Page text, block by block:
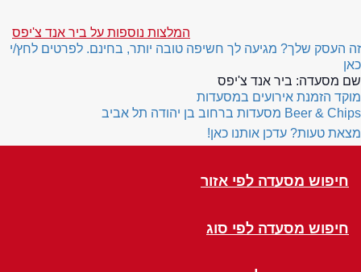
המלצות נוספות על ביר אנד צ'יפס
זה העסק שלך? מגיעה לך חשיפה טובה יותר, בחינם. לפרטים לחץ/י
כאן
שם מסעדה: ביר אנד צ'יפס
מוקד הזמנת אירועים במסעדות
Beer & Chips מסעדות ברחוב בן יהודה תל אביב
מצאת טעות? עדכן אותנו כאן!
חיפוש מסעדה לפי אזור
חיפוש מסעדה לפי סוג